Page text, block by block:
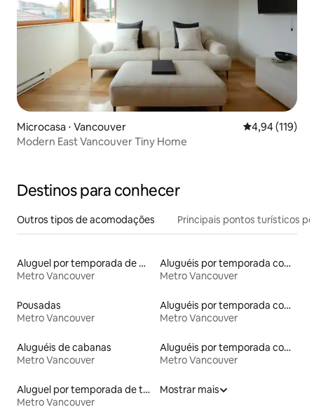
Microcasa ⋅ Vancouver 4,94 de uma
4,94 (119)
Modern East Vancouver Tiny Home
Destinos para conhecer
Outros tipos de acomodações Principais pontos turísticos
Aluguel por temporada de microcasas
Metro Vancouver
Aluguéis por temporada com acesso à praia
Metro Vancouver
Pousadas
Metro Vancouver
Aluguéis por temporada com caiaque
Metro Vancouver
Aluguéis de cabanas
Metro Vancouver
Aluguéis por temporada com café da manhã
Metro Vancouver
Aluguel por temporada de townhouses
Metro Vancouver
Mostrar mais